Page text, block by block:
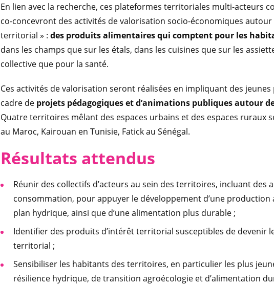
En lien avec la recherche, ces plateformes territoriales multi-acteurs
co-concevront des activités de valorisation socio-économiques
territorial » : des produits alimentaires qui comptent pour les
dans les champs que sur les étals, dans les cuisines que sur les
collective que pour la santé.
Ces activités de valorisation seront réalisées en impliquant des
cadre de projets pédagogiques et d’animations publiques autour
Quatre territoires mêlant des espaces urbains et des espaces ruraux
au Maroc, Kairouan en Tunisie, Fatick au Sénégal.
Résultats attendus
Réunir des collectifs d’acteurs au sein des territoires, incluant des
consommation, pour appuyer le développement d’une
plan hydrique, ainsi que d’une alimentation plus durable ;
Identifier des produits d’intérêt territorial susceptibles de devenir
territorial ;
Sensibiliser les habitants des territoires, en particulier les plus
résilience hydrique, de transition agroécologie et d’alimentation